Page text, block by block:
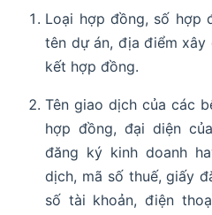
Loại hợp đồng, số hợp
tên dự án, địa điểm
kết hợp đồng.
Tên giao dịch của các
hợp đồng, đại diện
đăng ký kinh doanh
dịch, mã số thuế, giấy
số tài khoản, điện